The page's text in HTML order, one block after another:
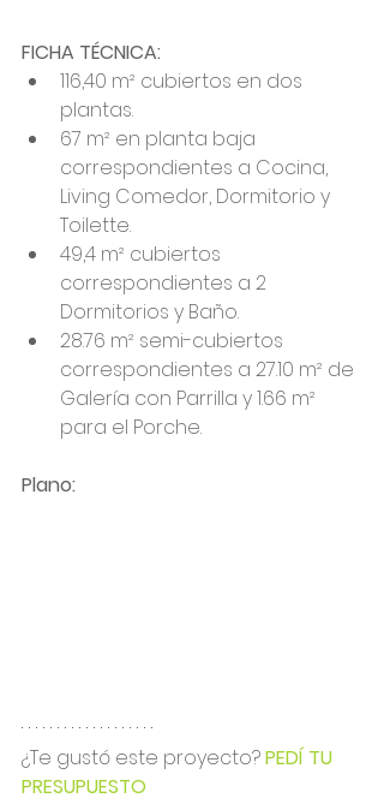
FICHA TÉCNICA:
116,40 m² cubiertos en dos
plantas.
67 m² en planta baja
correspondientes a Cocina,
Living Comedor, Dormitorio y
Toilette.
49,4 m² cubiertos
correspondientes a 2
Dormitorios y Baño.
28.76 m² semi-cubiertos
correspondientes a 27.10 m² de
Galería con Parrilla y 1.66 m²
para el Porche.
Plano:
¿Te gustó este proyecto? PEDÍ TU
PRESUPUESTO